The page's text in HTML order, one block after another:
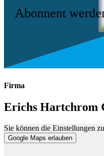
Abonnent
Firma
Erichs Hartchrom
Sie können die Einstellungen
Google Maps erlauben